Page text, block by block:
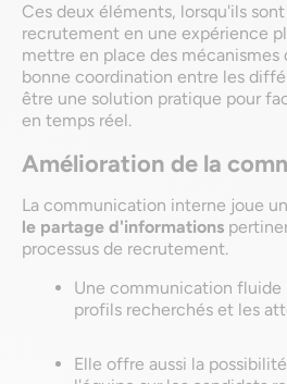
Ces deux éléments, lorsqu'ils
recrutement en une expérience
mettre en place des
bonne coordination entre les
être une solution pratique pour
en temps réel.
Amélioration de la
La communication interne joue
le partage d'informations
processus de recrutement.
Une communication fluide
profils recherchés et les
Elle offre aussi la